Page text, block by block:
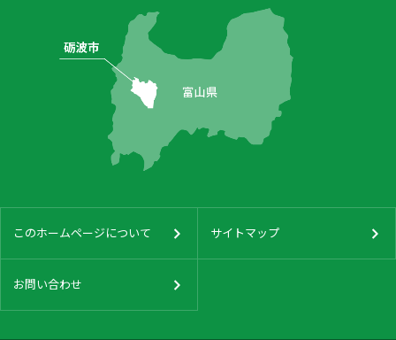
このホームページについて サイトマップ
お問い合わせ